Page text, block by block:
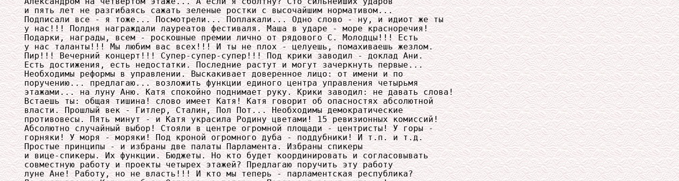
и пять лет не разгибаясь сажать зеленые ростки с высочайшим нормативом...
Подписали все - я тоже... Посмотрели... Поплакали... Одно слово - ну, и идиот же ты
у нас!!! Полдня награждали лауреатов фестиваля. Маша в ударе - море красноречия!
Подарки, награды, всем - роскошные премии лично от рядового С. Молодцы!!! Есть
у нас таланты!!! Мы любим вас всех!!! И ты не плох - целуешь, помахиваешь жезлом.
Пир!!! Вечерний концерт!!! Супер-супер-супер!!! Под крики заводил - доклад Ани.
Есть достижения, есть недостатки. Последние растут и могут зачеркнуть первые...
Необходимы реформы в управлении. Выскакивает доверенное лицо: от имени и по
поручению... предлагаю... возложить функции единого центра управления четырьмя
этажами... на луну Аню. Катя спокойно поднимает руку. Крики заводил: не давать слова!
Встаешь ты: общая тишина! слово имеет Катя! Катя говорит об опасностях абсолютной
власти. Прошлый век - Гитлер, Сталин, Пол Пот... Необходимы демократические
противовесы. Пять минут - и Катя украсила Родину цветами! 15 ревизионных комиссий!
Абсолютно случайный выбор! Стояли в центре огромной площади - центристы! У горы -
горняки! У моря - моряки! Под кроной огромного дуба - поддубники! И т.п. и т.д.
Простые принципы - и избраны две палаты Парламента. Избраны спикеры
и вице-спикеры. Их функции. Бюджеты. Но кто будет координировать и согласовывать
совместную работу и проекты четырех этажей? Предлагаю поручить эту работу
луне Ане! Работу, но не власть!!! И кто мы теперь - парламентская республика?